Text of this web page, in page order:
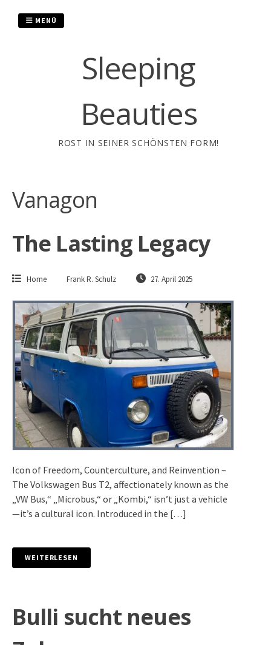
Sleeping
Beauties
ROST IN SEINER SCHÖNSTEN FORM!
MENÜ
Vanagon
The Lasting Legacy
Home Frank R. Schulz 27. April 2025
Icon of Freedom, Counterculture, and Reinvention –
The Volkswagen Bus T2, affectionately known as the
„VW Bus,“ „Microbus,“ or „Kombi,“ isn’t just a vehicle
—it’s a cultural icon. Introduced in the […]
WEITERLESEN
Bulli sucht neues